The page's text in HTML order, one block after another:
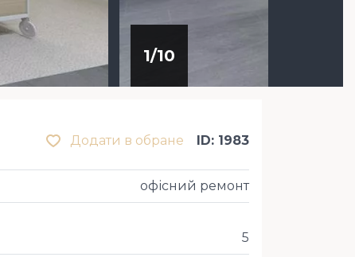
1/10
Додати в обране ID: 1983
офісний ремонт
5